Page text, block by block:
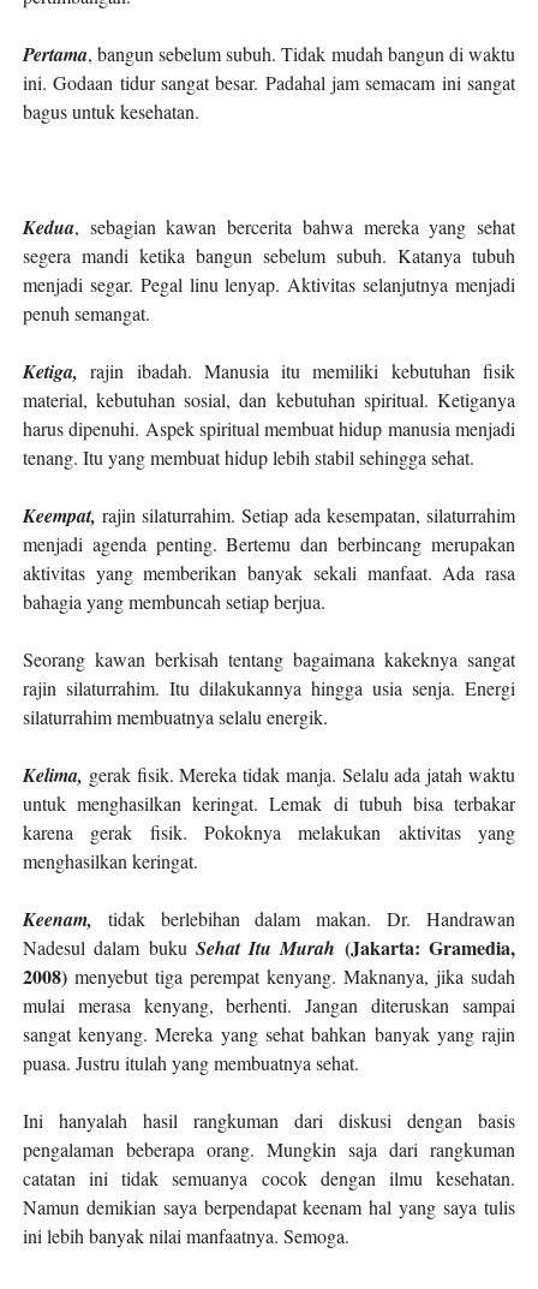
Pertama, bangun sebelum subuh. Tidak mudah bangun di waktu
ini. Godaan tidur sangat besar. Padahal jam semacam ini sangat
bagus untuk kesehatan.
Kedua, sebagian kawan bercerita bahwa mereka yang sehat
segera mandi ketika bangun sebelum subuh. Katanya tubuh
menjadi segar. Pegal linu lenyap. Aktivitas selanjutnya menjadi
penuh semangat.
Ketiga, rajin ibadah. Manusia itu memiliki kebutuhan fisik
material, kebutuhan sosial, dan kebutuhan spiritual. Ketiganya
harus dipenuhi. Aspek spiritual membuat hidup manusia menjadi
tenang. Itu yang membuat hidup lebih stabil sehingga sehat.
Keempat, rajin silaturrahim. Setiap ada kesempatan, silaturrahim
menjadi agenda penting. Bertemu dan berbincang merupakan
aktivitas yang memberikan banyak sekali manfaat. Ada rasa
bahagia yang membuncah setiap berjua.
Seorang kawan berkisah tentang bagaimana kakeknya sangat
rajin silaturrahim. Itu dilakukannya hingga usia senja. Energi
silaturrahim membuatnya selalu energik.
Kelima, gerak fisik. Mereka tidak manja. Selalu ada jatah waktu
untuk menghasilkan keringat. Lemak di tubuh bisa terbakar
karena gerak fisik. Pokoknya melakukan aktivitas yang
menghasilkan keringat.
Keenam, tidak berlebihan dalam makan.Dr. Handrawan
Nadesul dalam buku Sehat Itu Murah (Jakarta: Gramedia,
2008) menyebut tiga perempat kenyang. Maknanya, jika sudah
mulai merasa kenyang, berhenti. Jangan diteruskan sampai
sangat kenyang. Mereka yang sehat bahkan banyak yang rajin
puasa. Justru itulah yang membuatnya sehat.
Ini hanyalah hasil rangkuman dari diskusi dengan basis
pengalaman beberapa orang. Mungkin saja dari rangkuman
catatan ini tidak semuanya cocok dengan ilmu kesehatan.
Namun demikian saya berpendapat keenam hal yang saya tulis
ini lebih banyak nilai manfaatnya. Semoga.